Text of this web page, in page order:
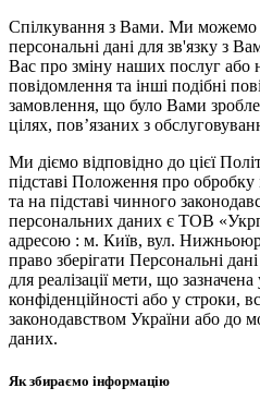
Спілкування з Вами. Ми можемо
персональні дані для зв'язку з
Вас про зміну наших послуг або
повідомлення та інші подібні
замовлення, що було Вами
цілях, пов’язаних з
Ми діємо відповідно до цієї
підставі Положення про обробку
та на підставі чинного
персональних даних є ТОВ
адресою : м. Київ, вул.
право зберігати Персональні
для реалізації мети, що
конфіденційності або у строки,
законодавством України або до
даних.
Як збираємо інформацію